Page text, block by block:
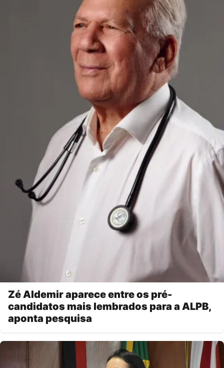
Zé Aldemir aparece entre os pré-
candidatos mais lembrados para a ALPB,
aponta pesquisa